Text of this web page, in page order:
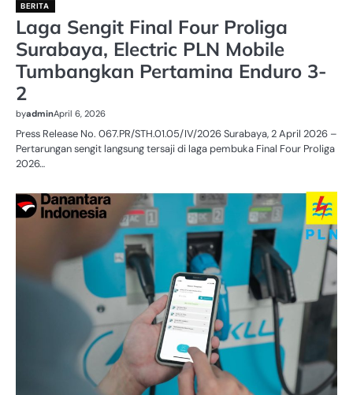
BERITA
Laga Sengit Final Four Proliga
Surabaya, Electric PLN Mobile
Tumbangkan Pertamina Enduro 3-
2
byadminApril 6, 2026
Press Release No. 067.PR/STH.01.05/IV/2026 Surabaya, 2 April 2026 –
Pertarungan sengit langsung tersaji di laga pembuka Final Four Proliga
2026…